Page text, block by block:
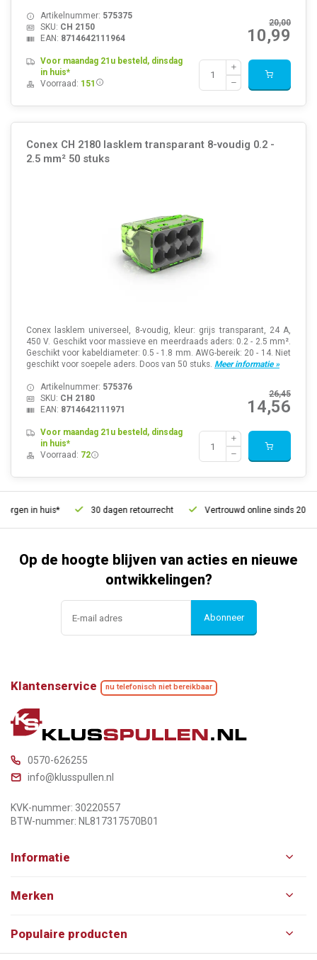
20,00
10,99
Artikelnummer: 575375
SKU: CH 2150
EAN: 8714642111964
Voor maandag 21u besteld, dinsdag
in huis*
Voorraad: 151
Conex CH 2180 lasklem transparant 8-voudig 0.2 -
2.5 mm² 50 stuks
Conex lasklem universeel, 8-voudig, kleur: grijs transparant, 24 A,
450 V. Geschikt voor massieve en meerdraads aders: 0.2 - 2.5 mm².
Geschikt voor kabeldiameter: 0.5 - 1.8 mm. AWG-bereik: 20 - 14. Niet
geschikt voor soepele aders. Doos van 50 stuks. Meer informatie »
26,45
14,56
Artikelnummer: 575376
SKU: CH 2180
EAN: 8714642111971
Voor maandag 21u besteld, dinsdag
in huis*
Voorraad: 72
in huis* 30 dagen retourrecht Vertrouwd online sinds 2006
Op de hoogte blijven van acties en nieuwe
ontwikkelingen?
Abonneer
Klantenservice nu telefonisch niet bereikbaar
0570-626255
info@klusspullen.nl
KVK-nummer: 30220557
BTW-nummer: NL817317570B01
Informatie
Merken
Populaire producten